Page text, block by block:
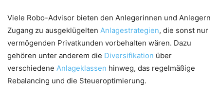
Viele Robo-Advisor bieten den Anlegerinnen und Anlegern
Zugang zu ausgeklügelten Anlagestrategien, die sonst nur
vermögenden Privatkunden vorbehalten wären. Dazu
gehören unter anderem die Diversifikation über
verschiedene Anlageklassen hinweg, das regelmäßige
Rebalancing und die Steueroptimierung.